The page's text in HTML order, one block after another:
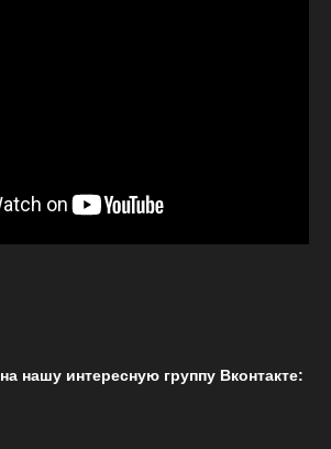
нашу интересную группу Вконтакте: